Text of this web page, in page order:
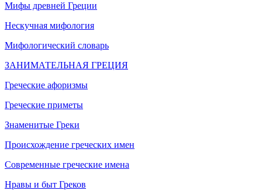
Мифы древней Греции
Нескучная мифология
Мифологический словарь
ЗАНИМАТЕЛЬНАЯ ГРЕЦИЯ
Греческие афоризмы
Греческие приметы
Знаменитые Греки
Происхождение греческих имен
Современные греческие имена
Нравы и быт Греков